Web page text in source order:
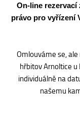
On-line rezervací
právo pro vyřízení
Omlouváme se,
hřbitov Arnoltice u
individuálně na
našemu